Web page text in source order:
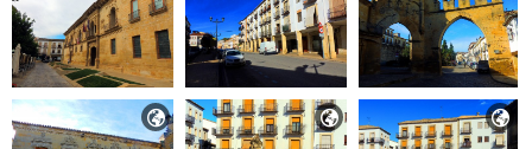
  